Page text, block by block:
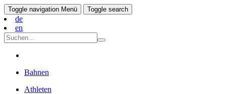
Toggle navigation Menü Toggle search
de
en
Bahnen
Athleten